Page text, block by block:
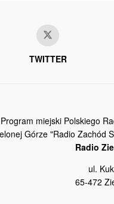
TWITTER
Program miejski Polskiego
Górze "Radio Zachód
Radio
ul.
65-472